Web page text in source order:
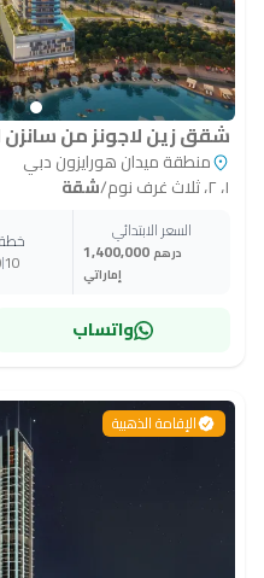
شقق زين لاجونز من سانزن
منطقة ميدان هورايزون دبي
١، ٢، ثلاث غرف نوم
/شقة
السعر الابتدائي
1,400,000 درهم
إماراتي
10
واتساب
الإقامة الذهبية